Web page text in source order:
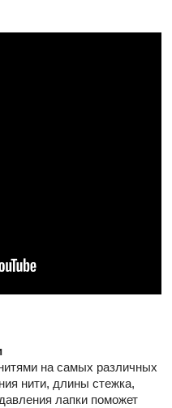
на самых различных
нити, длины стежка,
лапки поможет